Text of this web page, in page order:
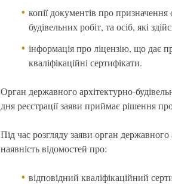
копії документів про
будівельних робіт, та осіб, які
інформація про ліцензію, що дає
кваліфікаційні сертифікати.
Орган державного архітектурно-
дня реєстрації заяви приймає рішення
Під час розгляду заяви орган
наявність відомостей про:
відповідний кваліфікаційний